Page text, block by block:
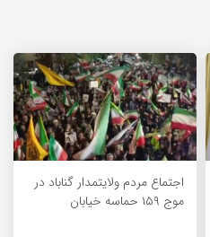
اجتماع مردم ولایتمدار گناباد در
موج ۱۵۹ حماسه خیابان